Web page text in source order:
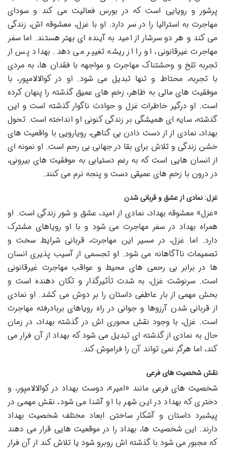
پرشور و رویایی است که در بورس فعالیت می کند و سودای
مهاجرت به استرالیا را در سر دارد. او با غزل، معشوقه اش، زندگی
می کند و هر دو سرشار از امید به آینده ای بهتر هستند. اما سفر
مهاجرت غیرقانونی، او را از ریشه تغییر می دهد. بهداد پس از
تجربه تلخ و وحشتناک مهاجرت و مواجهه با فقدان ها، به مردی
با تجربه، محتاط و تنها تبدیل می شود. او در کوالالامپور، با
موفقیت های مالی به ظاهر، زخم های عمیق گذشته را پنهان کرده
است. او درگیر خاطرات غزل و حوادث ناگوار گذشته است و این
گذشته، سایه ای همیشگی بر زندگی کنونی او انداخته است. تحول
بهداد، نمادی از از دست دادن بی گناهی، رویارویی با واقعیت های
خشن زندگی و تلاش برای بقا در جهانی بی رحم است. او نمونه ای
از انسان هایی است که به رغم دستیابی به موفقیت های بیرونی،
در درون با زخم های عمیقی دست و پنجه نرم می کنند.
غزل: نمادی از عشق و قربانی شدن
«غزل» معشوقه بهداد، نمادی از امید، عشق و شور زندگی است. او
همراه بهداد در سفر مهاجرت می شود و با او رویاهای مشترک
دارد. اما غزل، در مسیر این مهاجرت، قربانی شرایط سخت و
تصمیمات ناآگاهانه می شود. او تجسمی از آسیب پذیری انسان
ها در برابر بی رحمی های محیط و عواقب مهاجرت غیرقانونی
است. سرنوشت غزل، به شدت تأثیرگذار و تکان دهنده است و
بخش مهمی از بار عاطفی داستان را بر دوش می کشد. او نمادی
از قربانی شدن آرزوها و جوانی در راه رویاهای بربادرفته مهاجرت
است. غزل، با وجود نقش محوری اش در گذشته بهداد، در زمان
حال به نمادی از گذشته ای تبدیل می شود که بهداد از آن فرار می
کند، اما هرگز نمی تواند آن را فراموش کند.
نقش شخصیت های فرعی
شخصیت های فرعی مانند «امیر»، دوست بهداد در کوالالامپور، و
دختری که بهداد در این شهر با او آشنا می شود، نقش مهمی در
پیشبرد داستان و آشکار ساختن ابعاد مختلف شخصیت بهداد
دارند. این شخصیت ها، بهداد را در موقعیت هایی قرار می دهند
که مجبور می شود با گذشته اش روبرو شود یا تلاش کند از آن فرار